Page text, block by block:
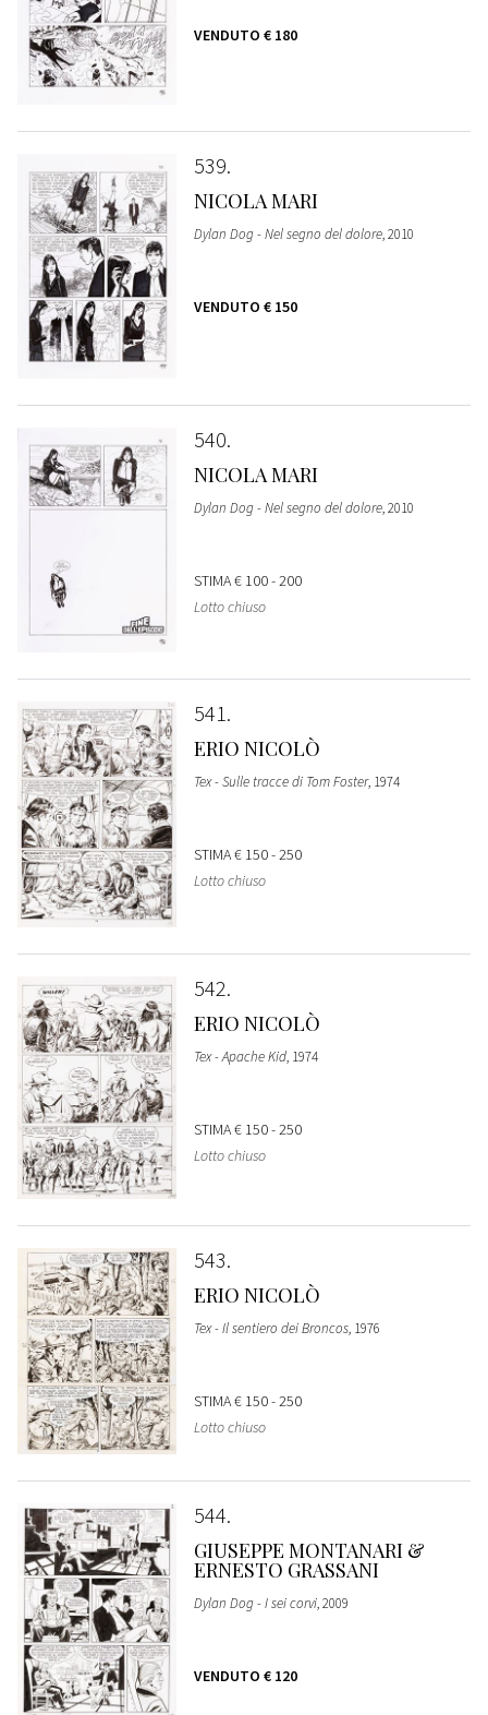
VENDUTO € 180
539
NICOLA MARI
Dylan Dog - Nel segno del dolore, 2010
VENDUTO € 150
540
NICOLA MARI
Dylan Dog - Nel segno del dolore, 2010
STIMA€ 100 - 200
Lotto chiuso
541
ERIO NICOLÒ
Tex - Sulle tracce di Tom Foster, 1974
STIMA€ 150 - 250
Lotto chiuso
542
ERIO NICOLÒ
Tex - Apache Kid, 1974
STIMA€ 150 - 250
Lotto chiuso
543
ERIO NICOLÒ
Tex - Il sentiero dei Broncos, 1976
STIMA€ 150 - 250
Lotto chiuso
544
GIUSEPPE MONTANARI &
ERNESTO GRASSANI
Dylan Dog - I sei corvi, 2009
VENDUTO € 120